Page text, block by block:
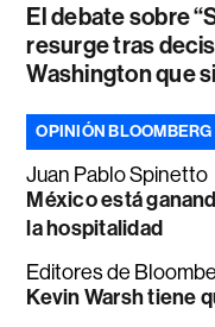
El debate sobre
resurge tras
Washington que
OPINIÓN BLOOMBERG
Juan Pablo Spinetto
México está
la hospitalidad
Editores de
Kevin Warsh tiene